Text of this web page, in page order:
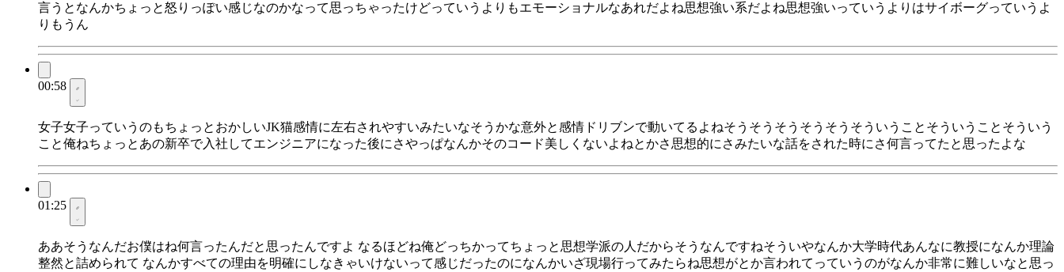
言うとなんかちょっと怒りっぽい感じなのかなって思っちゃったけどっていうよりもエモーショナルなあれだよね思想強い系だよね思想強いっていうよりはサイボーグっていうよ
りもうん
00:58
女子女子っていうのもちょっとおかしいJK猫感情に左右されやすいみたいなそうかな意外と感情ドリブンで動いてるよねそうそうそうそうそうそういうことそういうことそういう
こと俺ねちょっとあの新卒で入社してエンジニアになった後にさやっぱなんかそのコード美しくないよねとかさ思想的にさみたいな話をされた時にさ何言ってたと思ったよな
01:25
ああそうなんだお僕はね何言ったんだと思ったんですよ なるほどね俺どっちかってちょっと思想学派の人だからそうなんですねそういやなんか大学時代あんなに教授になんか理論
整然と詰められて なんかすべての理由を明確にしなきゃいけないって感じだったのになんかいざ現場行ってみたらね思想がとか言われてっていうのがなんか非常に難しいなと思っ